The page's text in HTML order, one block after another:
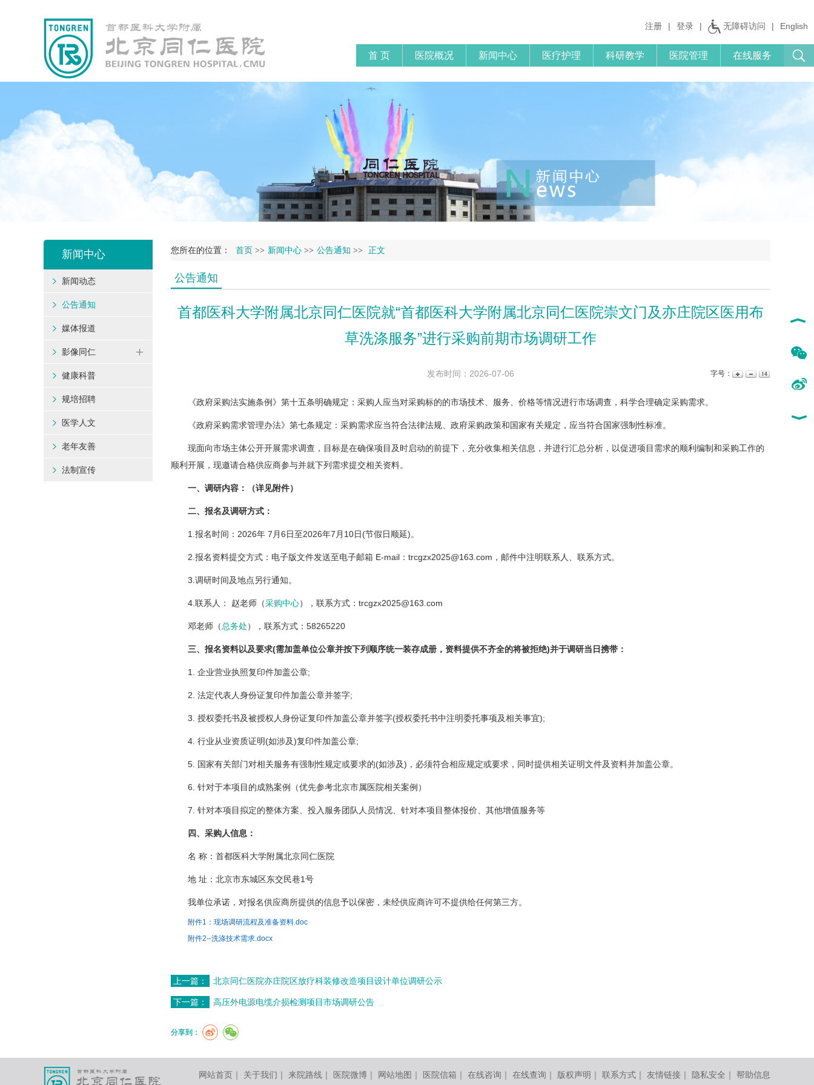
注册 | 登录 | 无障碍访问 | English
首 页 医院概况 新闻中心 医疗护理 科研教学 医院管理 在线服务
新闻中心
新闻动态
公告通知
媒体报道
影像同仁
健康科普
规培招聘
医学人文
老年友善
法制宣传
您所在的位置： 首页 >> 新闻中心 >> 公告通知 >> 正文
公告通知
首都医科大学附属北京同仁医院就“首都医科大学附属北京同仁医院崇文门及亦庄院区医用布
草洗涤服务”进行采购前期市场调研工作
发布时间：2026-07-06 字号：
《政府采购法实施条例》第十五条明确规定：采购人应当对采购标的的市场技术、服务、价格等情况进行市场调查，科学合理确定采购需求。
《政府采购需求管理办法》第七条规定：采购需求应当符合法律法规、政府采购政策和国家有关规定，应当符合国家强制性标准。
现面向市场主体公开开展需求调查，目标是在确保项目及时启动的前提下，充分收集相关信息，并进行汇总分析，以促进项目需求的顺利编制和采购工作的
顺利开展，现邀请合格供应商参与并就下列需求提交相关资料。
一、调研内容：（详见附件）
二、报名及调研方式：
1.报名时间：2026年 7月6日至2026年7月10日(节假日顺延)。
2.报名资料提交方式：电子版文件发送至电子邮箱 E-mail：trcgzx2025@163.com，邮件中注明联系人、联系方式。
3.调研时间及地点另行通知。
4.联系人： 赵老师（采购中心），联系方式：trcgzx2025@163.com
邓老师（总务处），联系方式：58265220
三、报名资料以及要求(需加盖单位公章并按下列顺序统一装存成册，资料提供不齐全的将被拒绝)并于调研当日携带：
1. 企业营业执照复印件加盖公章;
2. 法定代表人身份证复印件加盖公章并签字;
3. 授权委托书及被授权人身份证复印件加盖公章并签字(授权委托书中注明委托事项及相关事宜);
4. 行业从业资质证明(如涉及)复印件加盖公章;
5. 国家有关部门对相关服务有强制性规定或要求的(如涉及)，必须符合相应规定或要求，同时提供相关证明文件及资料并加盖公章。
6. 针对于本项目的成熟案例（优先参考北京市属医院相关案例）
7. 针对本项目拟定的整体方案、投入服务团队人员情况、针对本项目整体报价、其他增值服务等
四、采购人信息：
名 称：首都医科大学附属北京同仁医院
地 址：北京市东城区东交民巷1号
我单位承诺，对报名供应商所提供的信息予以保密，未经供应商许可不提供给任何第三方。
附件1：现场调研流程及准备资料.doc
附件2--洗涤技术需求.docx
上一篇： 北京同仁医院亦庄院区放疗科装修改造项目设计单位调研公示
下一篇： 高压外电源电缆介损检测项目市场调研公告
分享到：
网站首页 ｜ 关于我们 ｜ 来院路线 ｜ 医院微博 ｜ 网站地图 ｜ 医院信箱 ｜ 在线咨询 ｜ 在线查询 ｜ 版权声明 ｜ 联系方式 ｜ 友情链接 ｜ 隐私安全 ｜ 帮助信息